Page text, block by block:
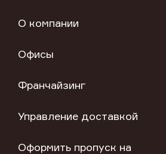
О компании
Офисы
Франчайзинг
Управление доставкой
Оформить пропуск на